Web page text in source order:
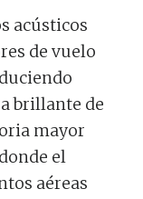
acústicos
de vuelo
brillante de
mayor
el
aéreas